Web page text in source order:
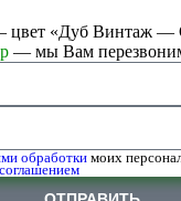
цвет «Дуб Винтаж —
— мы Вам
обработкимоих